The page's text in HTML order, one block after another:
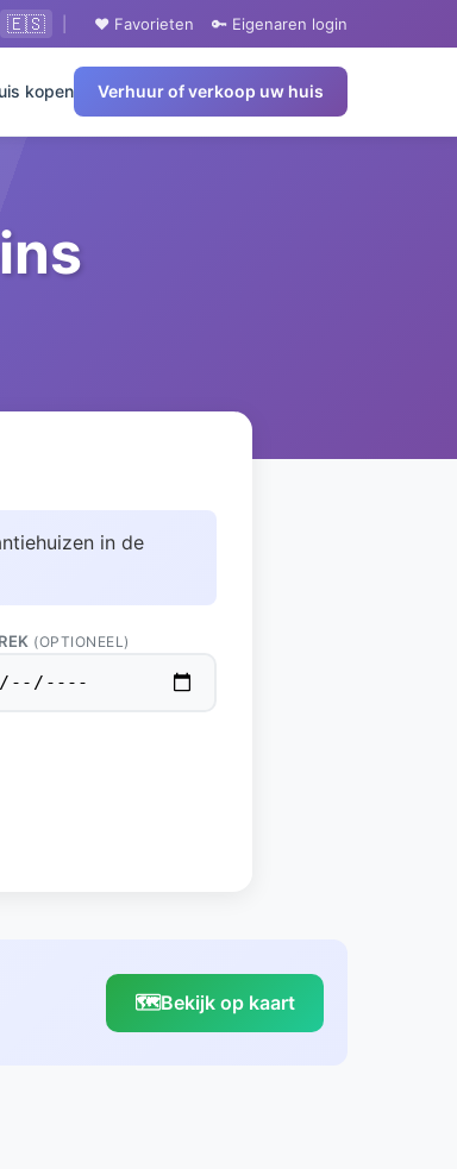
🇪🇸 ❤️ Favorieten 🔑 Eigenaren login
kopen Verhuur of verkoop uw huis
in de
(OPTIONEEL)
🗺️Bekijk op kaart